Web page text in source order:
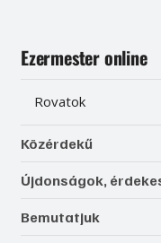
Ezermester online
Rovatok
Közérdekű
Újdonságok,
Bemutatjuk